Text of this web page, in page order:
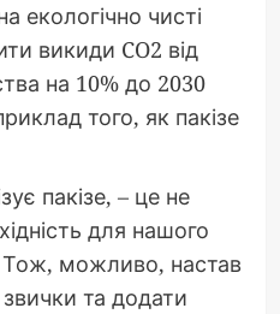
екологічно чисті
викиди CO2 від
на 10% до 2030
того, як пакізе
пакізе, – це не
для нашого
Тож, можливо, настав
та додати